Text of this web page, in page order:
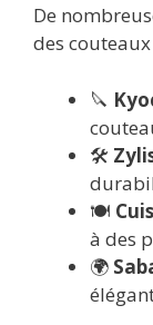
De
des
🔪
🛠️
🍽️
à des
🌍